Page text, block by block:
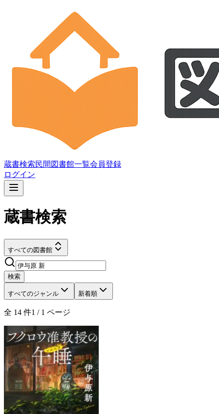
蔵書検索民間図書館一覧会員登録
ログイン
蔵書検索
すべての図書館
検索
すべてのジャンル 新着順
全 14 件1 / 1 ページ